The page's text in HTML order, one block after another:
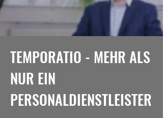
TEMPORATIO - MEHR ALS
NUR EIN
PERSONALDIENSTLEISTER